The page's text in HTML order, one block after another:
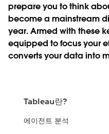
prepare you to think
become a mainstream
year. Armed with these
equipped to focus your
converts your data into
Tableau란?
에이전트 분석